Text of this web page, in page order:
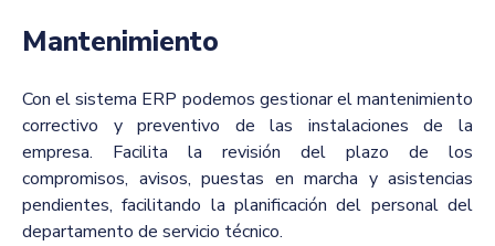
Mantenimiento
Con el sistema ERP podemos gestionar el mantenimiento
correctivo y preventivo de las instalaciones de la
empresa. Facilita la revisión del plazo de los
compromisos, avisos, puestas en marcha y asistencias
pendientes, facilitando la planificación del personal del
departamento de servicio técnico.